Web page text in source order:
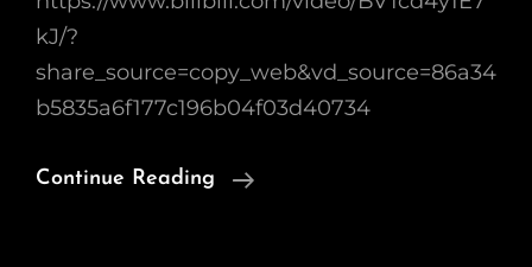
kJ/?
share_source=copy_web&vd_source=86a34
b5835a6f177c196b04f03d40734
Continue Reading
【楊